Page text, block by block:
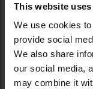
This website
We use cookies
provide social
We also share
our social media,
may combine it